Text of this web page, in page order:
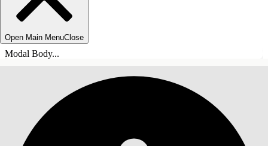
Open Main MenuClose
Modal Body...